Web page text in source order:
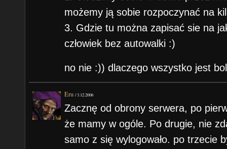
możemy ją sobie rozpoczynać na
3. Gdzie tu można zapisać sie na
człowiek bez autowalki :)
no nie :)) dlaczego wszystko jest
Eru /3.12.2006
Zacznę od obrony serwera, po
że mamy w ogóle. Po drugie, nie
samo z się wylogowało. po trzecie